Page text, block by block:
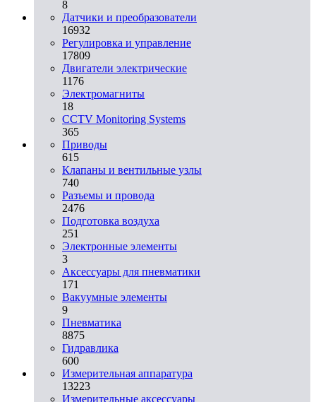
8
Датчики и преобразователи
16932
Регулировка и управление
17809
Двигатели электрические
1176
Электромагниты
18
CCTV Monitoring Systems
365
Приводы
615
Клапаны и вентильные узлы
740
Разъемы и провода
2476
Подготовка воздуха
251
Электронные элементы
3
Аксессуары для пневматики
171
Вакуумные элементы
9
Пневматика
8875
Гидравлика
600
Измерительная аппаратура
13223
Измерительные аксессуары